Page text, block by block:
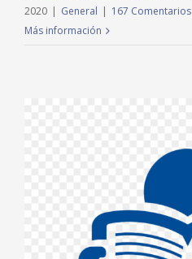
2020 | General | 167 Comentarios
Más información